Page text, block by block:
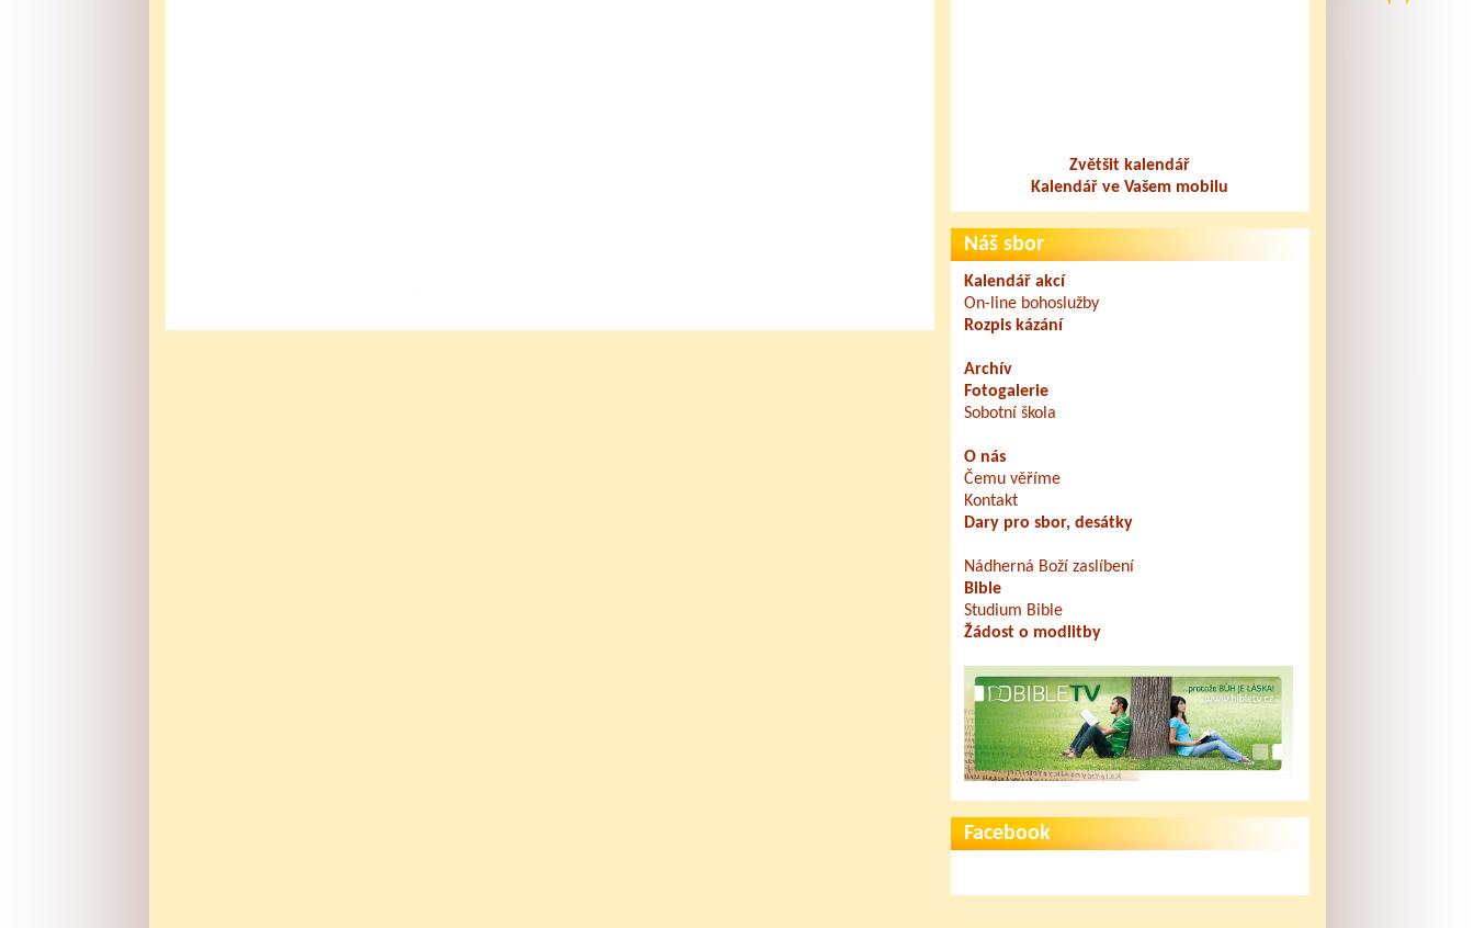
Zvětšit kalendář
Kalendář ve Vašem mobilu
Náš sbor
Kalendář akcí
On-line bohoslužby
Rozpis kázání
Archív
Fotogalerie
Sobotní škola
O nás
Čemu věříme
Kontakt
Dary pro sbor, desátky
Nádherná Boží zaslíbení
Bible
Studium Bible
Žádost o modlitby
Facebook